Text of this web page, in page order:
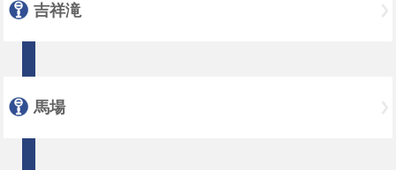
吉祥滝
馬場